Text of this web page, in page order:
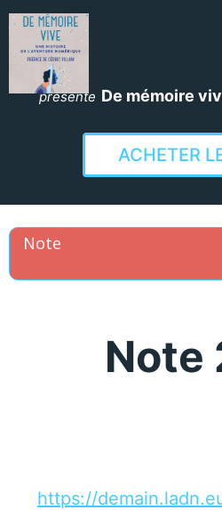
Aller
contenu
présente De mémoire
ACHETER
Note
https://